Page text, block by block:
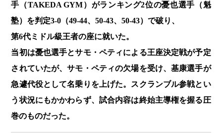
手（TAKEDA GYM）がランキング2位の憂也選手（魁
塾）を判定3-0（49-44、50-43、50-43）で破り、
第6代ミドル級王者の座に就いた。
当初は憂也選手とサモ・ペティによる王座決定戦が予定
されていたが、サモ・ペティの欠場を受け、基康選手が
急遽代役として名乗りを上げた。スクランブル参戦とい
う状況にもかかわらず、試合内容は終始主導権を握る圧
巻のものだった。